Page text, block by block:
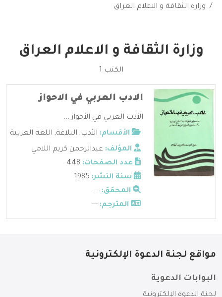
وزارة الثقافة و الاعلام العراق
وزارة الثقافة و الاعلام العراق
الكتب 1
الادب العربي في الاحواز
الأدب العربي في الأحواز ...
الأقسام: الأدب, البلاغة, اللغة العربية
المؤلف: عبدالرحمن كريم اللامي
عدد الصفحات:
سنة النشر:
المحقق: ---
المترجم: ---
مواقع لجنة الدعوة الإلكترونية
البوابات الدعوية
لجنة الدعوة الإلكترونية